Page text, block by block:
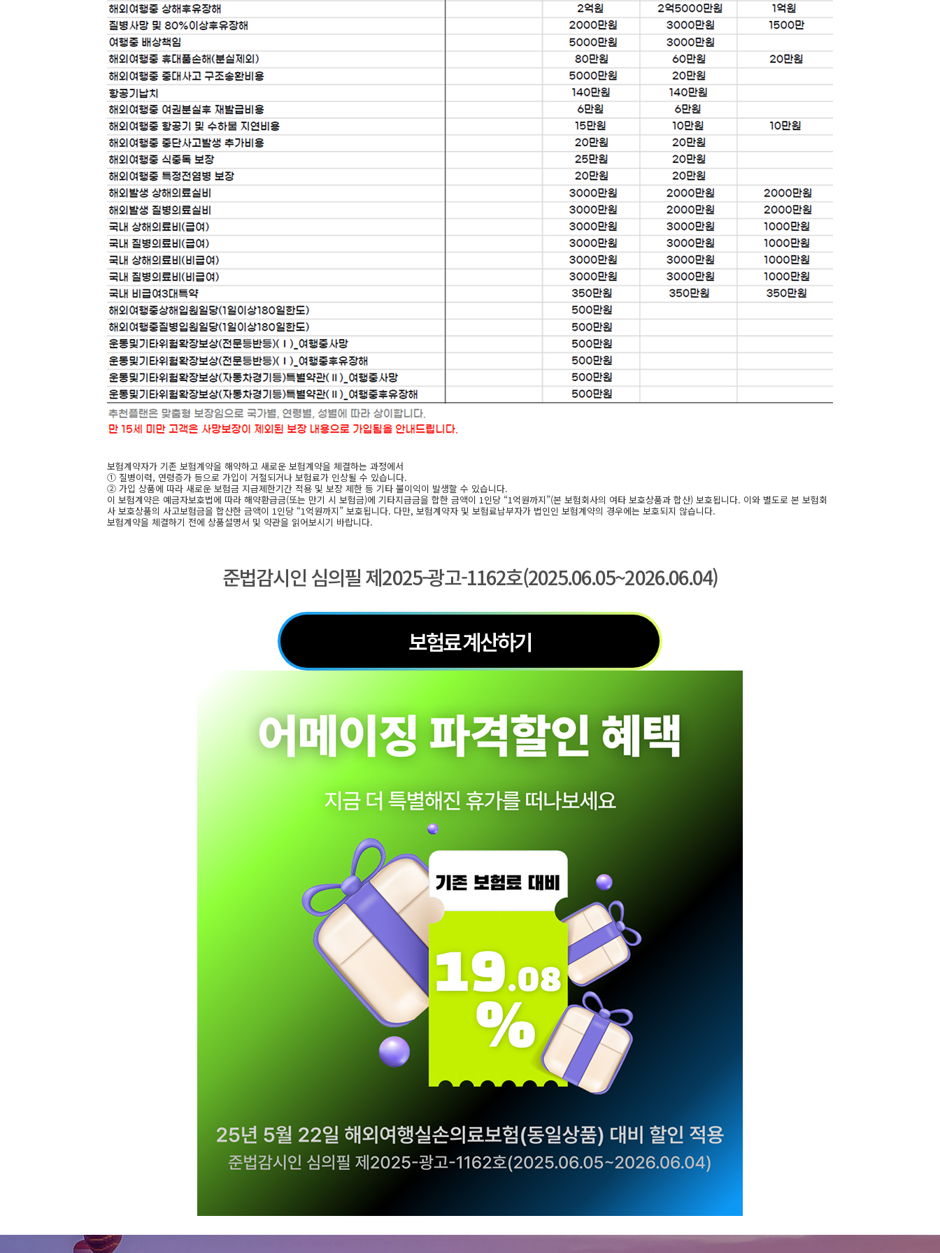
보험계약자가 기존 보험계약을 해약하고 새로운 보험계약을 체결하는 과정에서
① 질병이력, 연령증가 등으로 가입이 거절되거나 보험료가 인상될 수 있습니다.
② 가입 상품에 따라 새로운 보험금 지급제한기간 적용 및 보장 제한 등 기타 불이익이 발생할 수 있습니다.
이 보험계약은 예금자보호법에 따라 해약환급금(또는 만기 시 보험금)에 기타지급금을 합한 금액이 1인당 “1억원까지”(본 보험회사의 여타 보호상품과 합산) 보호됩니다. 이와 별도로 본 보험회
사 보호상품의 사고보험금을 합산한 금액이 1인당 “1억원까지” 보호됩니다. 다만, 보험계약자 및 보험료납부자가 법인인 보험계약의 경우에는 보호되지 않습니다.
보험계약을 체결하기 전에 상품설명서 및 약관을 읽어보시기 바랍니다.
준법감시인 심의필 제2025-광고-1162호(2025.06.05~2026.06.04)
보험료 계산하기